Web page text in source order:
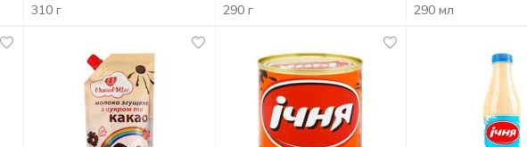
310 г
290 г
290 мл